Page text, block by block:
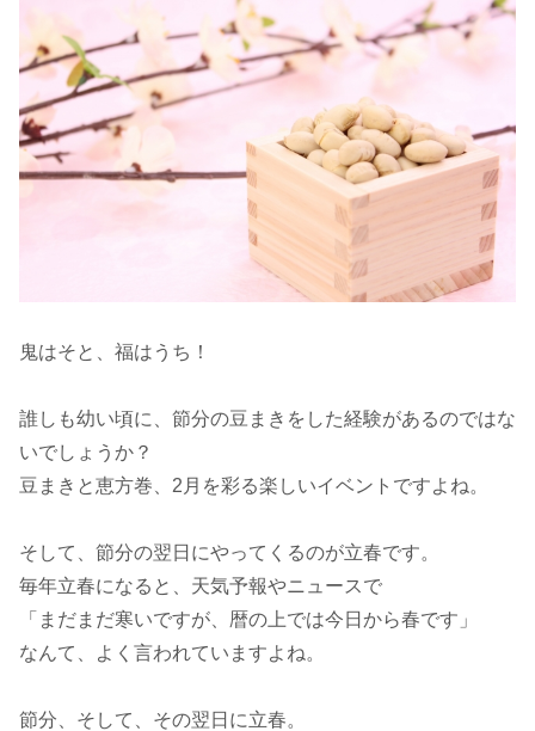
鬼はそと、福はうち！
誰しも幼い頃に、節分の豆まきをした経験があるのではな
いでしょうか？
豆まきと恵方巻、2月を彩る楽しいイベントですよね。
そして、節分の翌日にやってくるのが立春です。
毎年立春になると、天気予報やニュースで
「まだまだ寒いですが、暦の上では今日から春です」
なんて、よく言われていますよね。
節分、そして、その翌日に立春。